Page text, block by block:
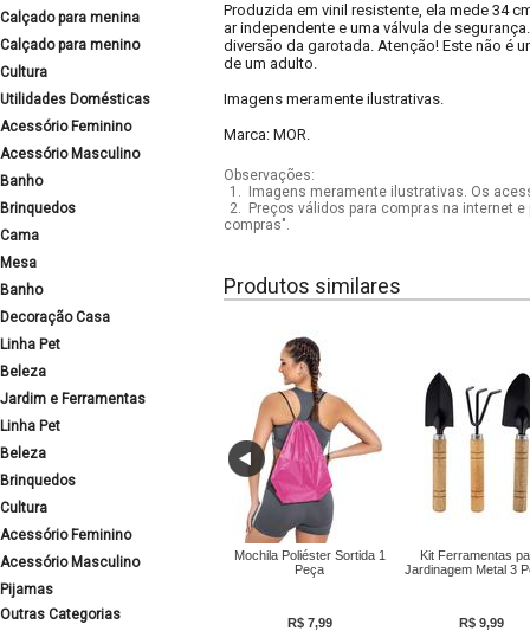
Calçado para menina
Calçado para menino
Cultura
Utilidades Domésticas
Acessório Feminino
Acessório Masculino
Banho
Brinquedos
Cama
Mesa
Banho
Decoração Casa
Linha Pet
Beleza
Jardim e Ferramentas
Linha Pet
Beleza
Brinquedos
Cultura
Acessório Feminino
Acessório Masculino
Pijamas
Outras Categorias
Produzida em vinil resistente, ela mede 34
ar independente e uma válvula de
diversão da garotada. Atenção! Este não é
de um adulto.
Imagens meramente ilustrativas.
Marca: MOR.
Observações:
1.
Imagens meramente ilustrativas. Os
2.
Preços válidos para compras na internet
compras".
Produtos similares
Mochila Poliéster Sortida 1
Peça
R$ 7,99
Kit Ferramentas
Jardinagem Metal 3
R$ 9,99